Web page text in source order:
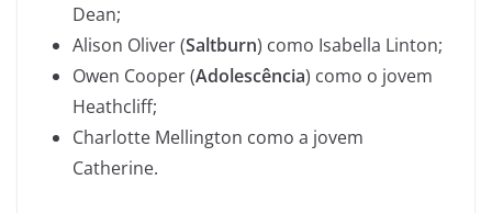
Dean;
Alison Oliver (Saltburn) como Isabella Linton;
Owen Cooper (Adolescência) como o jovem
Heathcliff;
Charlotte Mellington como a jovem
Catherine.